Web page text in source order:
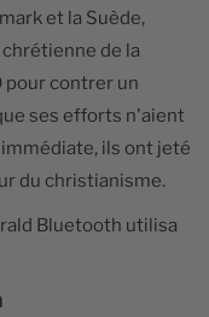
et la Suède,
de la
pour contrer un
ses efforts n'aient
ils ont jeté
du christianisme.
Bluetooth utilisa